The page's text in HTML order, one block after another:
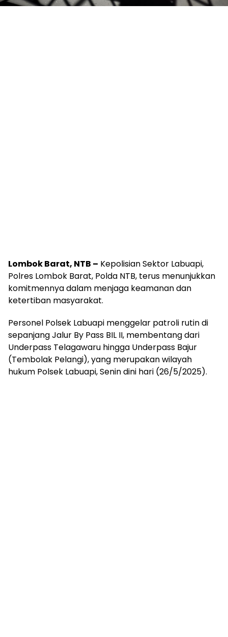
Lombok Barat, NTB – Kepolisian Sektor Labuapi,
Polres Lombok Barat, Polda NTB, terus menunjukkan
komitmennya dalam menjaga keamanan dan
ketertiban masyarakat.
Personel Polsek Labuapi menggelar patroli rutin di
sepanjang Jalur By Pass BIL II, membentang dari
Underpass Telagawaru hingga Underpass Bajur
(Tembolak Pelangi), yang merupakan wilayah
hukum Polsek Labuapi, Senin dini hari (26/5/2025).